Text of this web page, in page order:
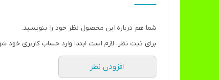
شما هم درباره این محصول نظر خود را بنویسید.
برای ثبت نظر، لازم است ابتدا وارد حساب کاربری خود
افزودن نظر